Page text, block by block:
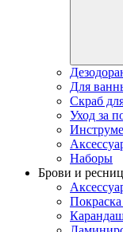
Для
Скраб
Уход за
Наборы
Брови и